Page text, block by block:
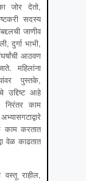
जोर देतो,
सदस्य
जाणीव
दुर्गा भाभी,
आठवण
महिलांना
पुस्तके,
उद्दिष्ट आहे
काम
करतात
वेळ काढतात
वस्तू राहील,